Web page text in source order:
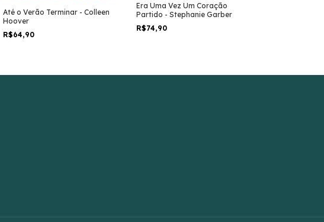
Até o Verão Terminar - Colleen
Hoover
R$64,90
Era Uma Vez Um Coração
Partido - Stephanie Garber
R$74,90